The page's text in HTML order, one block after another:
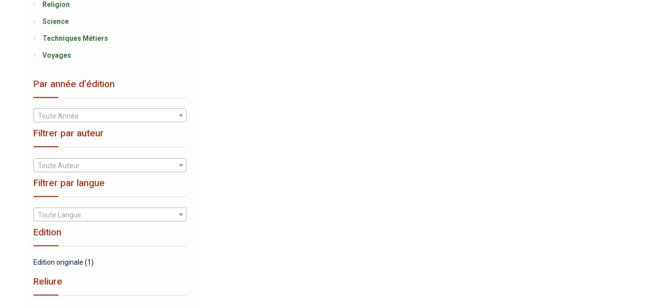
Religion
Science
Techniques Métiers
Voyages
Par année d’édition
Toute Année
Filtrer par auteur
Toute Auteur
Filtrer par langue
Toute Langue
Edition
Edition originale (1)
Reliure